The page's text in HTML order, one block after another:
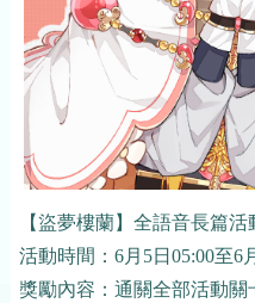
【盜夢樓蘭】全語音長篇
活動時間：6月5日05:00至6
獎勵內容：通關全部活動